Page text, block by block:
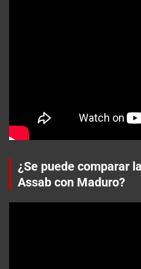
¿Se puede comparar
Assab con Maduro?